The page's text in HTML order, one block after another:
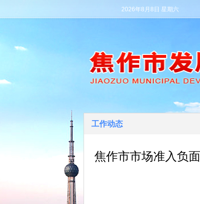
2026年8月8日 星期六
工作动态
焦作市市场准入负